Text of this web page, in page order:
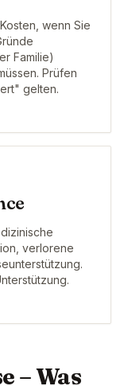
wenn Sie
Familie)
Prüfen
gelten.
verlorene
– Was